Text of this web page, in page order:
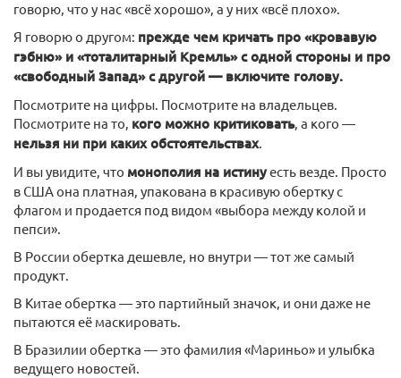
говорю, что у нас «всё хорошо», а у них «всё плохо».
Я говорю о другом: прежде чем кричать про «кровавую
гэбню» и «тоталитарный Кремль» с одной стороны и про
«свободный Запад» с другой — включите голову.
Посмотрите на цифры. Посмотрите на владельцев.
Посмотрите на то, кого можно критиковать, а кого —
нельзя ни при каких обстоятельствах.
И вы увидите, что монополия на истинуесть везде. Просто
в США она платная, упакована в красивую обертку с
флагом и продается под видом «выбора между колой и
пепси».
В России обертка дешевле, но внутри — тот же самый
продукт.
В Китае обертка — это партийный значок, и они даже не
пытаются её маскировать.
В Бразилии обертка — это фамилия «Мариньо» и улыбка
ведущего новостей.